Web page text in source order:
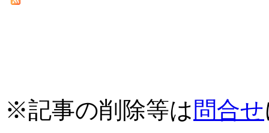
※記事の削除等は 問合せ